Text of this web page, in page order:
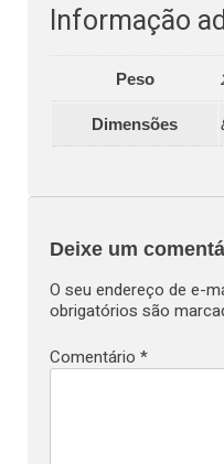
Informação
Peso
Dimensões
Deixe um
O seu endereço de e-
obrigatórios são
Comentário *